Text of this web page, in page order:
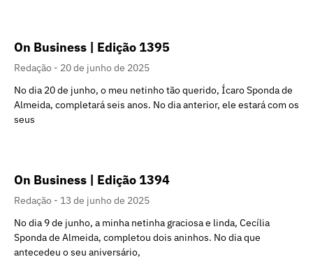
On Business | Edição 1395
Redação
20 de junho de 2025
No dia 20 de junho, o meu netinho tão querido, Ícaro Sponda de
Almeida, completará seis anos. No dia anterior, ele estará com os
seus
On Business | Edição 1394
Redação
13 de junho de 2025
No dia 9 de junho, a minha netinha graciosa e linda, Cecília
Sponda de Almeida, completou dois aninhos. No dia que
antecedeu o seu aniversário,